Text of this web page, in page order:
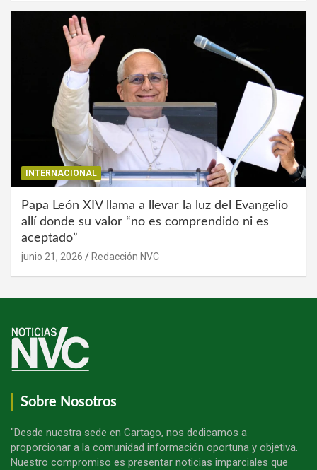
INTERNACIONAL
Papa León XIV llama a llevar la luz del Evangelio
allí donde su valor “no es comprendido ni es
aceptado”
junio 21, 2026 Redacción NVC
Sobre Nosotros
"Desde nuestra sede en Cartago, nos dedicamos a
proporcionar a la comunidad información oportuna y objetiva.
Nuestro compromiso es presentar noticias imparciales que